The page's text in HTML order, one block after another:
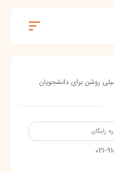
مسیر تحصیلی روشن برای دانشجویان
رایگان
021-